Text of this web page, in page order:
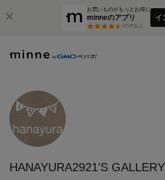
お買いものがもっとお得に
minneのアプリ
3万件以上
イ
HANAYURA2921'S GALLERY